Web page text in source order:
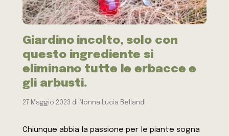
Giardino incolto, solo con
questo ingrediente si
eliminano tutte le erbacce e
gli arbusti.
27 Maggio 2023 di Nonna Lucia Bellandi
Chiunque abbia la passione per le piante sogna